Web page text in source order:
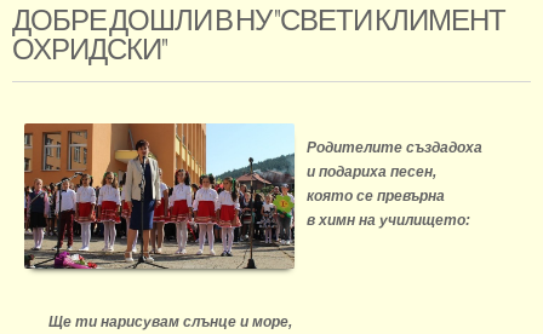
ДОБРЕ ДОШЛИ В НУ "СВЕТИ КЛИМЕНТ
ОХРИДСКИ"
Родителите създадоха
и подариха песен,
която се превърна
в химн на училището:
Ще ти нарисувам слънце и море,